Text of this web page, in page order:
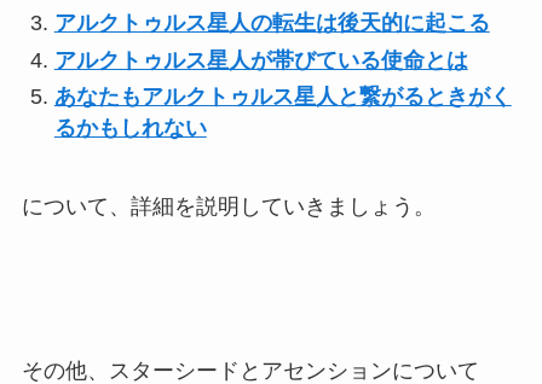
アルクトゥルス星人の転生は後天的に起こる
アルクトゥルス星人が帯びている使命とは
あなたもアルクトゥルス星人と繋がるときがく
るかもしれない
について、詳細を説明していきましょう。
その他、スターシードとアセンションについて